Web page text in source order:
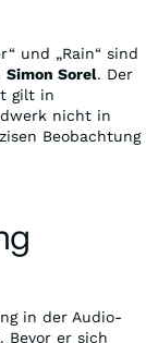
und „Rain“ sind
Simon Sorel. Der
gilt in
nicht in
Beobachtung
in der Audio-
Bevor er sich